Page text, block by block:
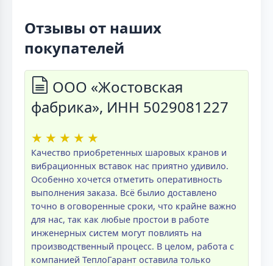
Отзывы от наших
покупателей
ООО «Жостовская
фабрика», ИНН 5029081227
★ ★ ★ ★ ★
Качество приобретенных шаровых кранов и
вибрационных вставок нас приятно удивило.
Особенно хочется отметить оперативность
выполнения заказа. Всё былио доставлено
точно в оговоренные сроки, что крайне важно
для нас, так как любые простои в работе
инженерных систем могут повлиять на
производственный процесс. В целом, работа с
компанией ТеплоГарант оставила только